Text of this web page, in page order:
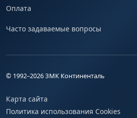
Оплата
Часто задаваемые вопросы
© 1992–2026ЗМК Континенталь
Карта сайта
Политика использования Cookies